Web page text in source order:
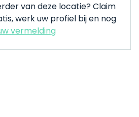
van deze locatie? Claim
werk uw profiel bij en nog
vermelding